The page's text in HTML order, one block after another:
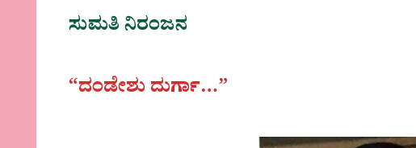
ಸುಮತಿ ನಿರಂಜನ
“ದಂಡೇಶು ದುರ್ಗಾ…”